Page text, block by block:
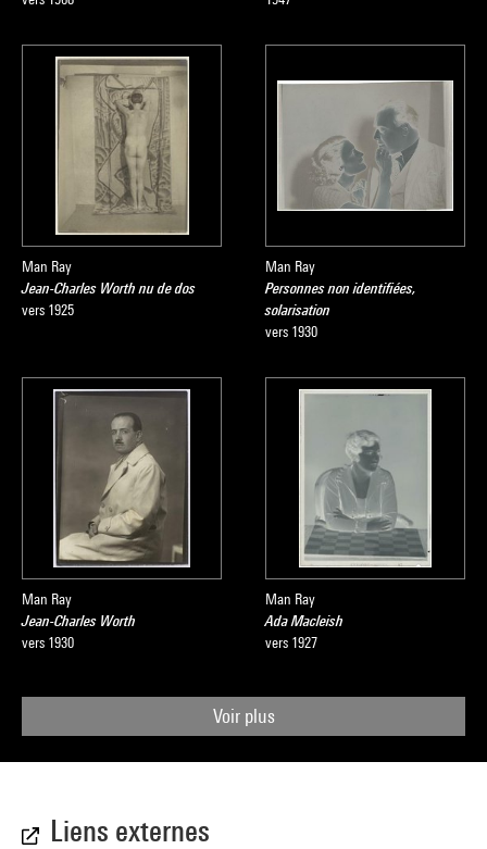
Man Ray
Jean-Charles Worth nu de dos
vers 1925
Man Ray
Personnes non identifiées,
solarisation
vers 1930
Man Ray
Jean-Charles Worth
vers 1930
Man Ray
Ada Macleish
vers 1927
Voir plus
Liens externes